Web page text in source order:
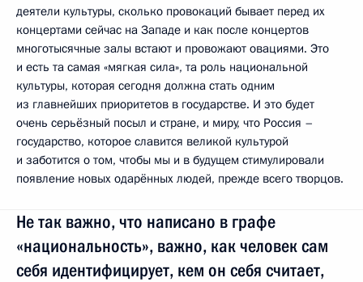
деятели культуры, сколько провокаций бывает перед их
концертами сейчас на Западе и как после концертов
многотысячные залы встают и провожают овациями. Это
и есть та самая «мягкая сила», та роль национальной
культуры, которая сегодня должна стать одним
из главнейших приоритетов в государстве. И это будет
очень серьёзный посыл и стране, и миру, что Россия –
государство, которое славится великой культурой
и заботится о том, чтобы мы и в будущем стимулировали
появление новых одарённых людей, прежде всего творцов.
Не так важно, что написано в графе
«национальность», важно, как человек сам
себя идентифицирует, кем он себя считает,